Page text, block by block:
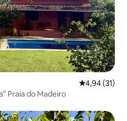
Gemiddelde
4,94 (31)
Praia do Madeiro